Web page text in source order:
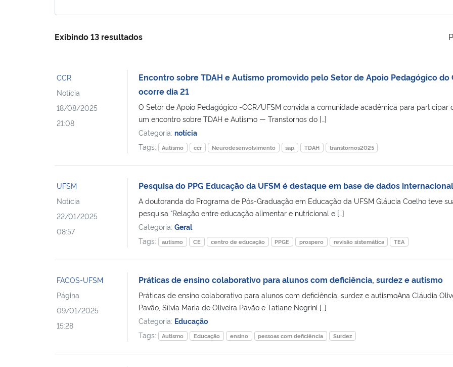
Exibindo 13 resultados
CCR
Notícia
18/08/2025
21:08
Encontro sobre TDAH e Autismo promovido pelo Setor de Apoio Pedagógico do
ocorre dia 21
O Setor de Apoio Pedagógico -CCR/UFSM convida a comunidade acadêmica para participar
um encontro sobre TDAH e Autismo — Transtornos do […]
Categoria: notícia
Tags:
Autismo ccr Neurodesenvolvimento sap TDAH transtornos2025
UFSM
Notícia
22/01/2025
08:57
Pesquisa do PPG Educação da UFSM é destaque em base de dados internacional
A doutoranda do Programa de Pós-Graduação em Educação da UFSM Gláucia Coelho teve
pesquisa “Relação entre educação alimentar e nutricional e […]
Categoria: Geral
Tags:
autismo CE centro de educação PPGE prospero revisão sistemática TEA
FACOS-UFSM
Página
09/01/2025
15:28
Práticas de ensino colaborativo para alunos com deficiência, surdez e autismo
Práticas de ensino colaborativo para alunos com deficiência, surdez e autismoAna Cláudia
Pavão, Sílvia Maria de Oliveira Pavão e Tatiane Negrini […]
Categoria: Educação
Tags:
Autismo Educação ensino pessoas com deficiência Surdez